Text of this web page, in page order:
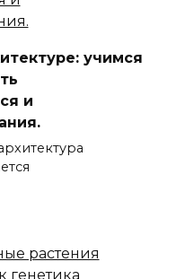
учимся
и